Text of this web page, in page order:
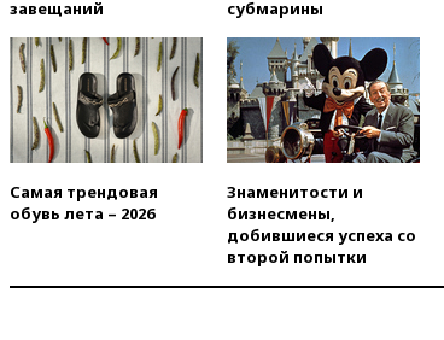
завещаний
субмарины
Самая трендовая
обувь лета – 2026
Знаменитости и
бизнесмены,
добившиеся успеха со
второй попытки